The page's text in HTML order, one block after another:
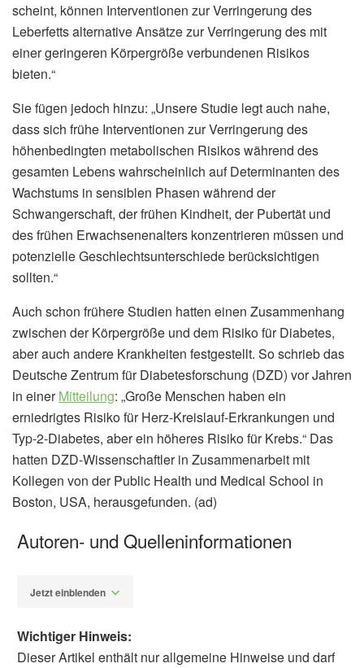
scheint, können Interventionen zur Verringerung des
Leberfetts alternative Ansätze zur Verringerung des mit
einer geringeren Körpergröße verbundenen Risikos
bieten.“
Sie fügen jedoch hinzu: „Unsere Studie legt auch nahe,
dass sich frühe Interventionen zur Verringerung des
höhenbedingten metabolischen Risikos während des
gesamten Lebens wahrscheinlich auf Determinanten des
Wachstums in sensiblen Phasen während der
Schwangerschaft, der frühen Kindheit, der Pubertät und
des frühen Erwachsenenalters konzentrieren müssen und
potenzielle Geschlechtsunterschiede berücksichtigen
sollten.“
Auch schon frühere Studien hatten einen Zusammenhang
zwischen der Körpergröße und dem Risiko für Diabetes,
aber auch andere Krankheiten festgestellt. So schrieb das
Deutsche Zentrum für Diabetesforschung (DZD) vor Jahren
in einerMitteilung: „Große Menschen haben ein
erniedrigtes Risiko für Herz-Kreislauf-Erkrankungen und
Typ-2-Diabetes, aber ein höheres Risiko für Krebs.“ Das
hatten DZD-Wissenschaftler in Zusammenarbeit mit
Kollegen von der Public Health und Medical School in
Boston, USA, herausgefunden. (ad)
Autoren- und Quelleninformationen
Jetzt einblenden
Wichtiger Hinweis:
Dieser Artikel enthält nur allgemeine Hinweise und darf